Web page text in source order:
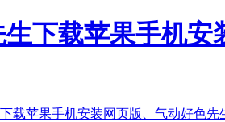
下载苹果手机